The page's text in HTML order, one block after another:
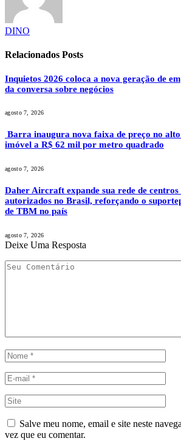
DINO
Relacionados Posts
Inquietos 2026 coloca a nova geração de
da conversa sobre negócios
agosto 7, 2026
Barra inaugura nova faixa de preço no
imóvel a R$ 62 mil por metro quadrado
agosto 7, 2026
Daher Aircraft expande sua rede de centros
autorizados no Brasil, reforçando o
de TBM no país
agosto 7, 2026
Deixe Uma Resposta
Salve meu nome, email e site neste
vez que eu comentar.